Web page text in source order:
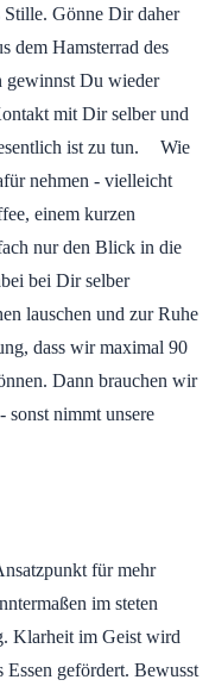
Stille. Gönne Dir daher
dem Hamsterrad des
gewinnst Du wieder
mit Dir selber und
ist zu tun. Wie
nehmen - vielleicht
einem kurzen
nur den Blick in die
bei Dir selber
lauschen und zur Ruhe
dass wir maximal 90
Dann brauchen wir
nimmt unsere
für mehr
im steten
Klarheit im Geist wird
Essen gefördert. Bewusst